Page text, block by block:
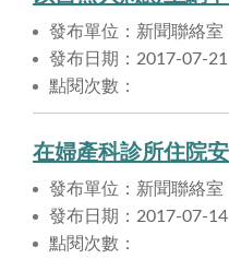
發布單位：新聞聯絡室
發布日期：2017-07-21
點閱次數：
發布單位：新聞聯絡室
發布日期：2017-07-14
點閱次數：